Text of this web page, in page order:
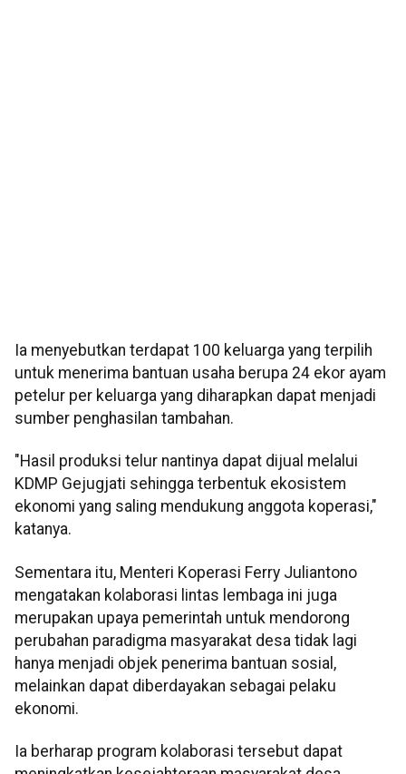
Ia menyebutkan terdapat 100 keluarga yang terpilih
untuk menerima bantuan usaha berupa 24 ekor ayam
petelur per keluarga yang diharapkan dapat menjadi
sumber penghasilan tambahan.
"Hasil produksi telur nantinya dapat dijual melalui
KDMP Gejugjati sehingga terbentuk ekosistem
ekonomi yang saling mendukung anggota koperasi,"
katanya.
Sementara itu, Menteri Koperasi Ferry Juliantono
mengatakan kolaborasi lintas lembaga ini juga
merupakan upaya pemerintah untuk mendorong
perubahan paradigma masyarakat desa tidak lagi
hanya menjadi objek penerima bantuan sosial,
melainkan dapat diberdayakan sebagai pelaku
ekonomi.
Ia berharap program kolaborasi tersebut dapat